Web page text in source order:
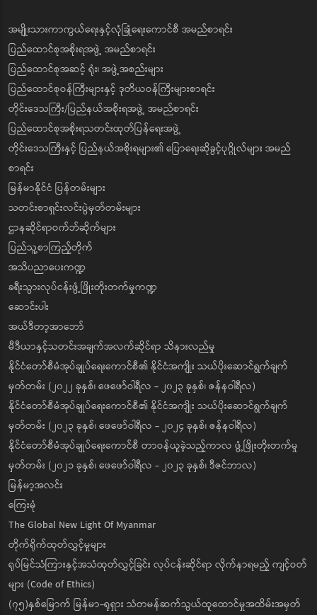
အမျိုးသားကာကွယ်ရေးနှင့်လုံခြုံရေးကောင်စီ အမည်စာရင်း
ပြည်ထောင်စုအစိုးရအဖွဲ့ အမည်စာရင်း
ပြည်ထောင်စုအဆင့် ရုံး၊ အဖွဲ့အစည်းများ
ပြည်ထောင်စုဝန်ကြီးများနှင့် ဒုတိယဝန်ကြီးများစာရင်း
တိုင်းဒေသကြီး/ပြည်နယ်အစိုးရအဖွဲ့ အမည်စာရင်း
ပြည်ထောင်စုအစိုးရသတင်းထုတ်ပြန်ရေးအဖွဲ့
တိုင်းဒေသကြီးနှင့် ပြည်နယ်အစိုးရများ၏ ပြောရေးဆိုခွင့်ပုဂ္ဂိုလ်များ အမည်
စာရင်း
မြန်မာနိုင်ငံ ပြန်တမ်းများ
သတင်းစာရှင်းလင်းပွဲမှတ်တမ်းများ
ဌာနဆိုင်ရာဝက်ဘ်ဆိုက်များ
ပြည်သူ့စာကြည့်တိုက်
အသိပညာပေးကဏ္ဍ
ခရီးသွားလုပ်ငန်းဖွံ့ဖြိုးတိုးတက်မှုကဏ္ဍ
ဆောင်းပါး
အယ်ဒီတာ့အာဘော်
မီဒီယာနှင့်သတင်းအချက်အလက်ဆိုင်ရာ သိနားလည်မှု
နိုင်ငံတော်စီမံအုပ်ချုပ်ရေးကောင်စီ၏ နိုင်ငံအကျိုး သယ်ပိုးဆောင်ရွက်ချက်
မှတ်တမ်း (၂၀၂၂ ခုနှစ်၊ ဖေဖော်ဝါရီလ - ၂၀၂၃ ခုနှစ်၊ ဇန်နဝါရီလ)
နိုင်ငံတော်စီမံအုပ်ချုပ်ရေးကောင်စီ၏ နိုင်ငံအကျိုး သယ်ပိုးဆောင်ရွက်ချက်
မှတ်တမ်း (၂၀၂၃ ခုနှစ်၊ ဖေဖော်ဝါရီလ - ၂၀၂၄ ခုနှစ်၊ ဇန်နဝါရီလ)
နိုင်ငံတော်စီမံအုပ်ချုပ်ရေးကောင်စီ တာဝန်ယူခဲ့သည့်ကာလ ဖွံ့ဖြိုးတိုးတက်မှု
မှတ်တမ်း (၂၀၂၁ ခုနှစ်၊ ဖေဖော်ဝါရီလ - ၂၀၂၃ ခုနှစ်၊ ဒီဇင်ဘာလ)
မြန်မာ့အလင်း
ကြေးမုံ
The Global New Light Of Myanmar
တိုက်ရိုက်ထုတ်လွှင့်မှုများ
ရုပ်မြင်သံကြားနှင့်အသံထုတ်လွှင့်ခြင်း လုပ်ငန်းဆိုင်ရာ လိုက်နာရမည့် ကျင့်ဝတ်
များ (Code of Ethics)
(၇၅)နှစ်မြောက် မြန်မာ-ရုရှား သံတမန်ဆက်သွယ်ထူထောင်မှုအထိမ်းအမှတ်